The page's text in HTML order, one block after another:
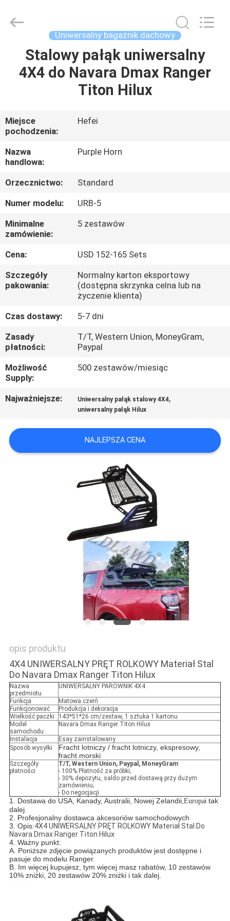
DOM
FILMY
O
NAS
WYCIECZKA
PO
FABRYCE
KONTROLA
JAKOŚCI
SKONTAKTUJ
SIĘ
Z
NAMI
AKTUALNOŚCI
SPRAWY
SHOPPING
POLICY
Commerce
Uniwersalny bagażnik dachowy
Stalowy pałąk uniwersalny
4X4 do Navara Dmax Ranger
Titon Hilux
Miejsce
pochodzenia:
Hefei
Nazwa
handlowa:
Purple Horn
Orzecznictwo:
Standard
Numer modelu:
URB-5
Minimalne
zamówienie:
5 zestawów
Cena:
USD 152-165 Sets
Szczegóły
pakowania:
Normalny karton eksportowy
(dostępna skrzynka celna lub na
życzenie klienta)
Czas dostawy:
5-7 dni
Zasady
płatności:
T/T, Western Union, MoneyGram,
Paypal
Możliwość
Supply:
500 zestawów/miesiąc
Najważniejsze: Uniwersalny pałąk stalowy 4X4,
uniwersalny pałąk Hilux
NAJLEPSZA CENA
opis produktu
4X4 UNIWERSALNY PRĘT ROLKOWY Materiał Stal
Do Navara Dmax Ranger Titon Hilux
Nazwa
przedmiotu
UNIWERSALNY PAROWNIK 4X4
Funkcja
Matowa czerń
Funkcjonować
Produkcja i dekoracja
Wielkość paczki
143*51*26 cm/zestaw, 1 sztuka 1 kartonu
Model
samochodu
Navara Dmax Ranger Titon Hilux
Instalacja
Esay zainstalowany
Sposób wysyłki
Fracht lotniczy / fracht lotniczy, ekspresowy,
fracht morski
Szczegóły
płatności
T/T, Western Union, Paypal, MoneyGram
- 100% Płatność za próbki;
- 30% depozytu, saldo przed dostawą przy dużym
zamówieniu;
- Do negocjacji.
1. Dostawa do USA, Kanady, Australii, Nowej Zelandii,Europai tak
dalej
2. Profesjonalny dostawca akcesoriów samochodowych
3. Opis:4X4 UNIWERSALNY PRĘT ROLKOWY Materiał Stal Do
Navara Dmax Ranger Titon Hilux
4. Ważny punkt:
A. Poniższe zdjęcie powiązanych produktów jest dostępne i
pasuje do modelu Ranger.
B. Im więcej kupujesz, tym więcej masz rabatów, 10 zestawów
10% zniżki, 20 zestawów 20% zniżki i tak dalej.